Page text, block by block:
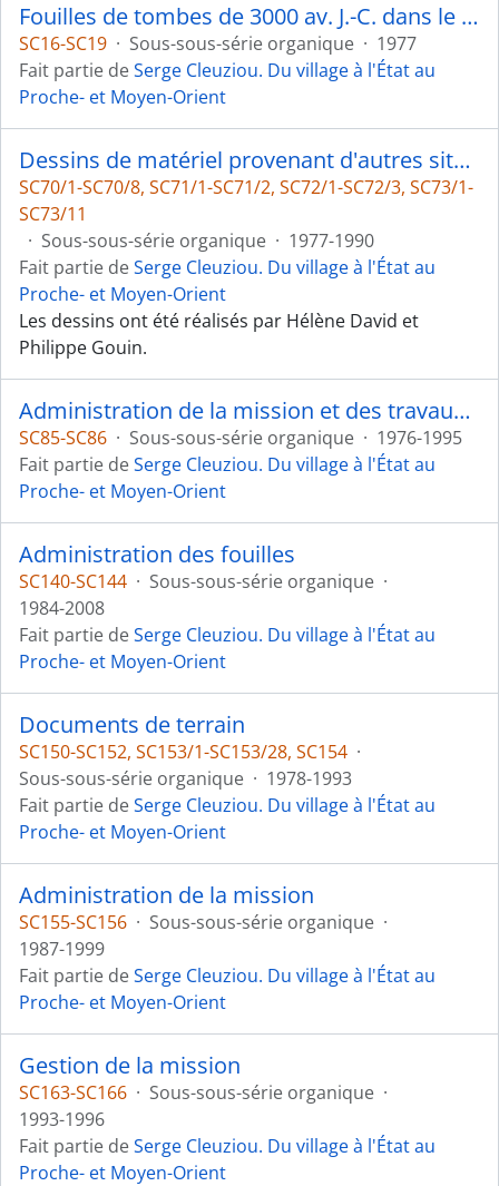
Fouilles de tombes de 3000 av. J.-C. dans le Djebel Hafit
SC16-SC19 · Sous-sous-série organique · 1977
Fait partie deSerge Cleuziou. Du village à l'État au
Proche- et Moyen-Orient
Dessins de matériel provenant d'autres sites des Emirats d'Abou Dhabi et de Sharjah
SC70/1-SC70/8, SC71/1-SC71/2, SC72/1-SC72/3, SC73/1-
SC73/11
· Sous-sous-série organique · 1977-1990
Fait partie deSerge Cleuziou. Du village à l'État au
Proche- et Moyen-Orient
Les dessins ont été réalisés par Hélène David et
Philippe Gouin.
Administration de la mission et des travaux postérieurs
SC85-SC86 · Sous-sous-série organique · 1976-1995
Fait partie deSerge Cleuziou. Du village à l'État au
Proche- et Moyen-Orient
Administration des fouilles
SC140-SC144 · Sous-sous-série organique ·
1984-2008
Fait partie deSerge Cleuziou. Du village à l'État au
Proche- et Moyen-Orient
Documents de terrain
SC150-SC152, SC153/1-SC153/28, SC154 ·
Sous-sous-série organique · 1978-1993
Fait partie deSerge Cleuziou. Du village à l'État au
Proche- et Moyen-Orient
Administration de la mission
SC155-SC156 · Sous-sous-série organique ·
1987-1999
Fait partie deSerge Cleuziou. Du village à l'État au
Proche- et Moyen-Orient
Gestion de la mission
SC163-SC166 · Sous-sous-série organique ·
1993-1996
Fait partie deSerge Cleuziou. Du village à l'État au
Proche- et Moyen-Orient